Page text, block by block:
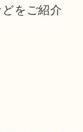
をご紹介